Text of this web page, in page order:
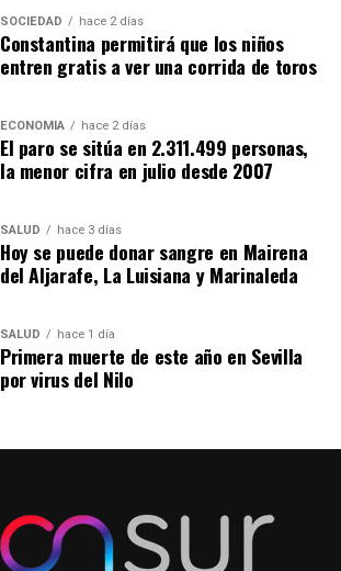
SOCIEDAD hace 2 días
Constantina permitirá que los niños
entren gratis a ver una corrida de toros
ECONOMÍA hace 2 días
El paro se sitúa en 2.311.499 personas,
la menor cifra en julio desde 2007
SALUD hace 3 días
Hoy se puede donar sangre en Mairena
del Aljarafe, La Luisiana y Marinaleda
SALUD hace 1 día
Primera muerte de este año en Sevilla
por virus del Nilo